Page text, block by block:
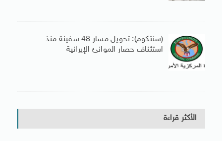
(سنتكوم): تحويل مسار 48 سفينة منذ
استئناف حصار الموانئ الإيرانية
الأكثر قراءة